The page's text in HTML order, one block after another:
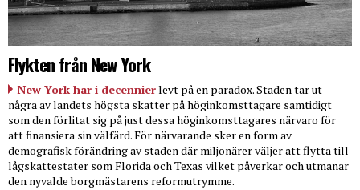
Flykten från New York
New York har i decennierlevt på en paradox. Staden tar ut
några av landets högsta skatter på höginkomsttagare samtidigt
som den förlitat sig på just dessa höginkomsttagares närvaro för
att finansiera sin välfärd. För närvarande sker en form av
demografisk förändring av staden där miljonärer väljer att flytta till
lågskattestater som Florida och Texas vilket påverkar och utmanar
den nyvalde borgmästarens reformutrymme.